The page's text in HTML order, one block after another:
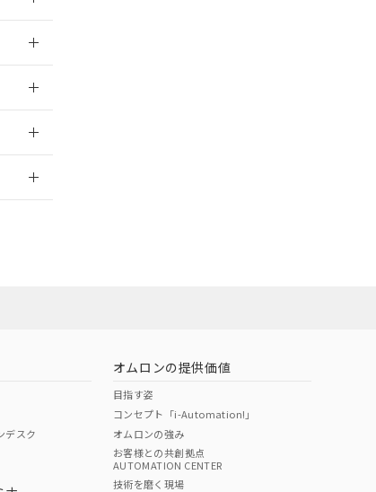
デスク
オムロンの提供価値
目指す姿
コンセプト「i-Automation!」
オムロンの強み
お客様との共創拠点
AUTOMATION CENTER
技術を磨く現場